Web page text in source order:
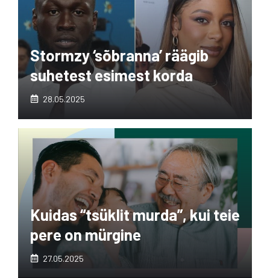
Stormzy ‘sõbranna’ räägib
suhetest esimest korda
28.05.2025
Kuidas “tsüklit murda”, kui teie
pere on mürgine
27.05.2025